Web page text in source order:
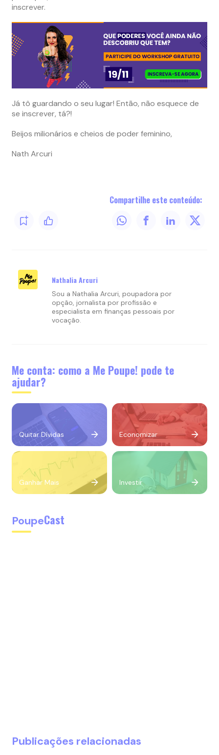
inscrever.
Já tô guardando o seu lugar! Então, não esquece de
se inscrever, tá?!
Beijos milionários e cheios de poder feminino,
Nath Arcuri
Compartilhe este conteúdo:
Nathalia Arcuri
Sou a Nathalia Arcuri, poupadora por
opção, jornalista por profissão e
especialista em finanças pessoais por
vocação.
Me conta: como a Me Poupe! pode te
ajudar?
Quitar Dívidas Economizar
Ganhar Mais Investir
PoupeCast
Publicações relacionadas